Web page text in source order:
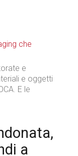
e
e oggetti
E le
a